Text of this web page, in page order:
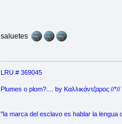
saluetes
LRU # 369045
Plumes o plom?.... by Καλλικάντζαρος //*//
"la marca del esclavo es hablar la lengua